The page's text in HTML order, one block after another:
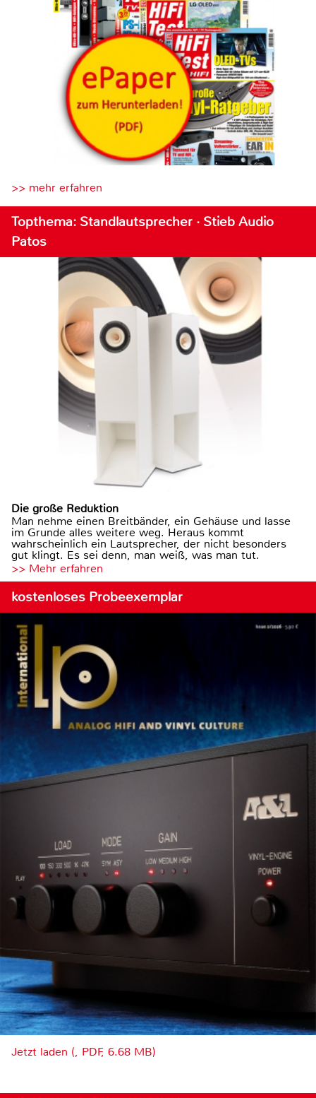
>> mehr erfahren
Topthema: Standlautsprecher · Stieb Audio
Patos
Die große Reduktion
Man nehme einen Breitbänder, ein Gehäuse und lasse
im Grunde alles weitere weg. Heraus kommt
wahrscheinlich ein Lautsprecher, der nicht besonders
gut klingt. Es sei denn, man weiß, was man tut.
>> Mehr erfahren
kostenloses Probeexemplar
Jetzt laden (, PDF, 6.68 MB)